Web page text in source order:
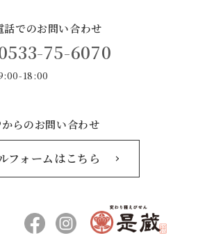
話でのお問い合わせ
75-6070
18:00
らのお問い合わせ
フォームはこちら